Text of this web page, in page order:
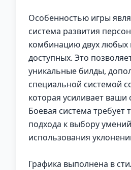
Особенностью игры
система развития
комбинацию двух любых
доступных. Это
уникальные билды,
специальной системой
которая усиливает ваши
Боевая система требует
подхода к выбору
использования
Графика выполнена в